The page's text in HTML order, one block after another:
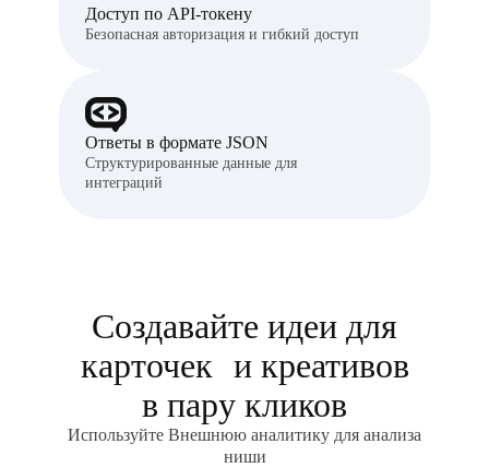
Доступ по API-токену
Безопасная авторизация и гибкий доступ
Ответы в формате JSON
Структурированные данные для
интеграций
Создавайте идеи для
карточек и креативов
в пару кликов
Используйте Внешнюю аналитику для анализа
ниши